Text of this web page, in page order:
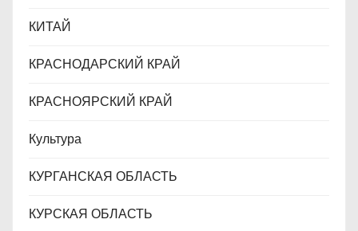
КИТАЙ
КРАСНОДАРСКИЙ КРАЙ
КРАСНОЯРСКИЙ КРАЙ
Культура
КУРГАНСКАЯ ОБЛАСТЬ
КУРСКАЯ ОБЛАСТЬ